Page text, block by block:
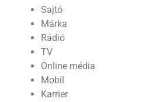
Sajtó
Márka
Rádió
TV
Online média
Mobil
Karrier